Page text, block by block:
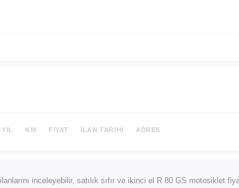
YIL KM FIYAT İLAN TARIHI ADRES
ilanlarını inceleyebilir, satılık sıfır ve ikinci el R 80 GS motosiklet